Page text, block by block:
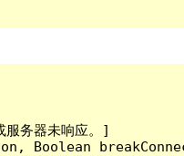
务器未响应。]
Boolean